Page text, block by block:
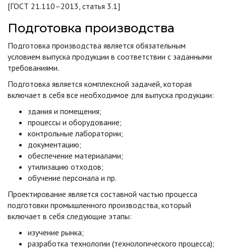
[ГОСТ 21.110–2013, статья 3.1]
Подготовка производства
Подготовка производства является обязательным
условием выпуска продукции в соответствии с заданными
требованиями.
Подготовка является комплексной задачей, которая
включает в себя все необходимое для выпуска продукции:
здания и помещения;
процессы и оборудование;
контрольные лаборатории;
документацию;
обеспечение материалами;
утилизацию отходов;
обучение персонала и пр.
Проектирование является составной частью процесса
подготовки промышленного производства, который
включает в себя следующие этапы:
изучение рынка;
разработка технологии (технологического процесса);